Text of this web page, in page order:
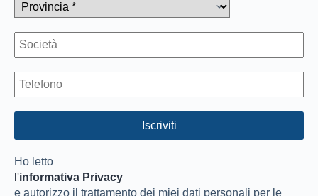
Ho letto
l'informativa Privacy
e autorizzo il trattamento dei miei dati personali per le